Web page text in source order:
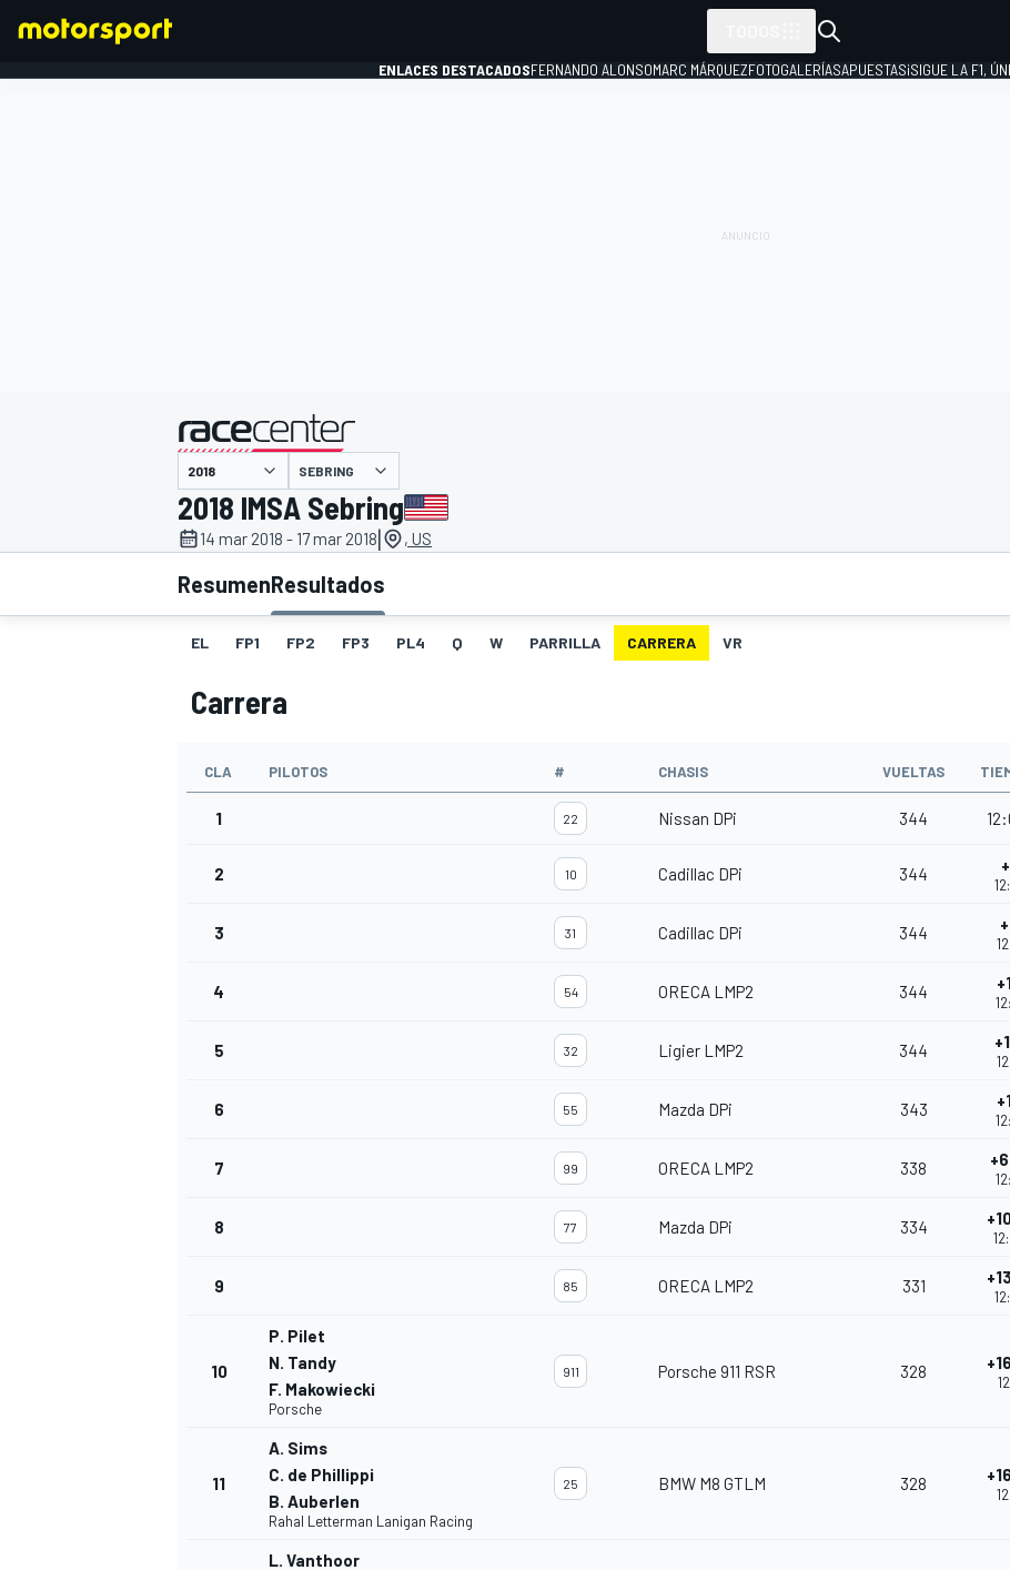
INDYCAR WRC
ENLACES DESTACADOSFERNANDO ALONSOMARC MÁRQUEZFOTOGALERÍASAPUESTAS¡SIGUE LA F1,
presentado por
SEBRING
2018 IMSA Sebring
14 mar 2018 - 17 mar 2018| , US
ResumenResultados
EL FP1 FP2 FP3 PL4 Q W PARRILLA CARRERA VR
Carrera
CLA PILOTOS # CHASIS VUELTAS
1 22 Nissan DPi 344
2 10 Cadillac DPi 344
3 31 Cadillac DPi 344
4 54 ORECA LMP2 344
5 32 Ligier LMP2 344
6 55 Mazda DPi 343
7 99 ORECA LMP2 338
8 77 Mazda DPi 334
9 85 ORECA LMP2 331
10
P. Pilet
N. Tandy
F. Makowiecki
Porsche
911 Porsche 911 RSR 328
11
A. Sims
C. de Phillippi
B. Auberlen
Rahal Letterman Lanigan Racing
25 BMW M8 GTLM 328
L. Vanthoor